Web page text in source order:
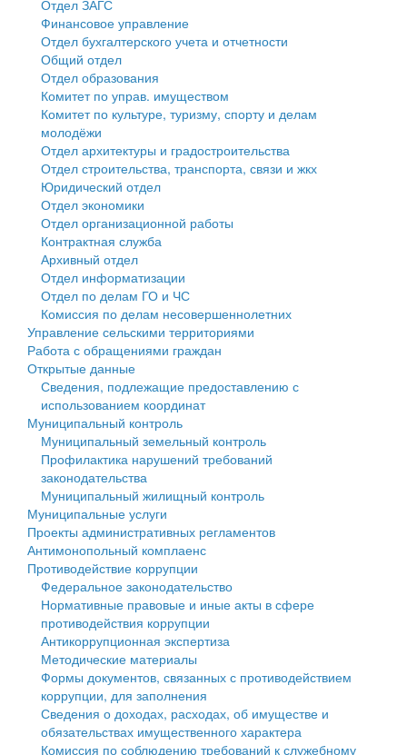
Государственные услуги
Промышленность и АПК
Экономика и бизнес
Символика
Устав
Гостям округа
Туризм
Культура
Образование
Здравоохранение
Социальная защита
Фотоальбом
муниципального округа Тверской области
Администрация Кашинского муниципального округа
Тверской области
Управление сельскими территориями
Открытые данные
Работа с обращениями граждан
Муниципальный контроль
Муниципальные услуги
Проекты административных регламентов
Антимонопольный комплаенс
Противодействие коррупции
Финансовое управление
Бюджет для граждан
Имущество
Выявление правообладателей ранее учтенных
объектов недвижимости
Имущественная поддержка субъектов малого и
среднего предпринимательства
Информационная поддержка субъектов малого и
среднего предпринимательства
Муниципальные программы
Контрольно-счетная палата
Персональные данные
Оценка регулирующего воздействия
Деятельность МУ
Нормативы градостроительного проектирования
Правила землепользования и застройки
Генеральные планы
Проекты планировки территории
Собрание депутатов
Городское поселение
Отдел ЗАГС
Финансовое управление
Отдел бухгалтерского учета и отчетности
Общий отдел
Отдел образования
Комитет по управ. имуществом
Комитет по культуре, туризму, спорту и делам
молодёжи
Отдел архитектуры и градостроительства
Отдел строительства, транспорта, связи и жкх
Юридический отдел
Отдел экономики
Отдел организационной работы
Контрактная служба
Архивный отдел
Отдел информатизации
Отдел по делам ГО и ЧС
Комиссия по делам несовершеннолетних
Управление сельскими территориями
Работа с обращениями граждан
Открытые данные
Сведения, подлежащие предоставлению с
использованием координат
Муниципальный контроль
Муниципальный земельный контроль
Профилактика нарушений требований
законодательства
Муниципальный жилищный контроль
Муниципальные услуги
Проекты административных регламентов
Антимонопольный комплаенс
Противодействие коррупции
Федеральное законодательство
Нормативные правовые и иные акты в сфере
противодействия коррупции
Антикоррупционная экспертиза
Методические материалы
Формы документов, связанных с противодействием
коррупции, для заполнения
Сведения о доходах, расходах, об имуществе и
обязательствах имущественного характера
Комиссия по соблюдению требований к служебному